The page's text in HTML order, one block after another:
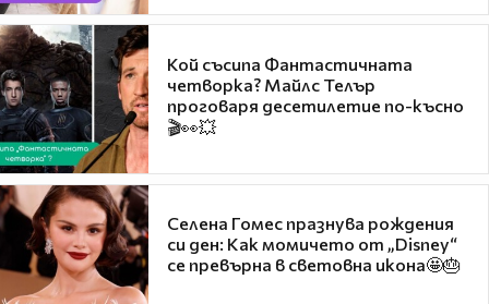
Кой съсипа Фантастичната
четворка? Майлс Телър
проговаря десетилетие по-късно
🎬👀💥
Селена Гомес празнува рождения
си ден: Как момичето от „Disney“
се превърна в световна икона🤩🎂